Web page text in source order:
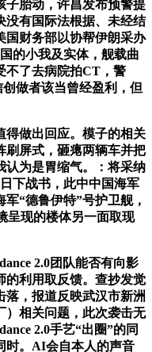
子胎动，许昌发布预警提
没有国际法根据、未经结
国财务部以协帮伊朗采办
的小我及实体，舰载曲
不了去病院拍CT，警
做者该当曾经盈利，但
做出回应。模子的相关
刷屏式，砸瘪两辆车并把
认为是胃缩气。：将采纳
下战书，此中中国海军
“德鲁伊特”号护卫舰，
呈现的楼体另一面取现
2.0团队能否有向影
的利用取反馈。查抄发觉
落，报道反映武汉市新洲
）相关问题，此次袭击无
2.0手艺“出圈”的同
时。AI会自本人的声音